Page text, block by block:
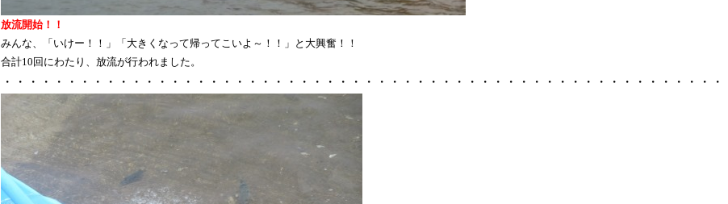
放流開始！！
みんな、「いけー！！」「大きくなって帰ってこいよ～！！」と大興奮！！
合計10回にわたり、放流が行われました。
・・・・・・・・・・・・・・・・・・・・・・・・・・・・・・・・・・・・・・・・・・・・・・・・・・・・・・・